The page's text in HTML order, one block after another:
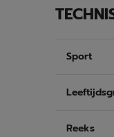
Sport
Reeks